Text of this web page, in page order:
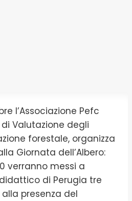
l’Associazione Pefc
Valutazione degli
forestale, organizza
Giornata dell’Albero:
verranno messi a
di Perugia tre
presenza del